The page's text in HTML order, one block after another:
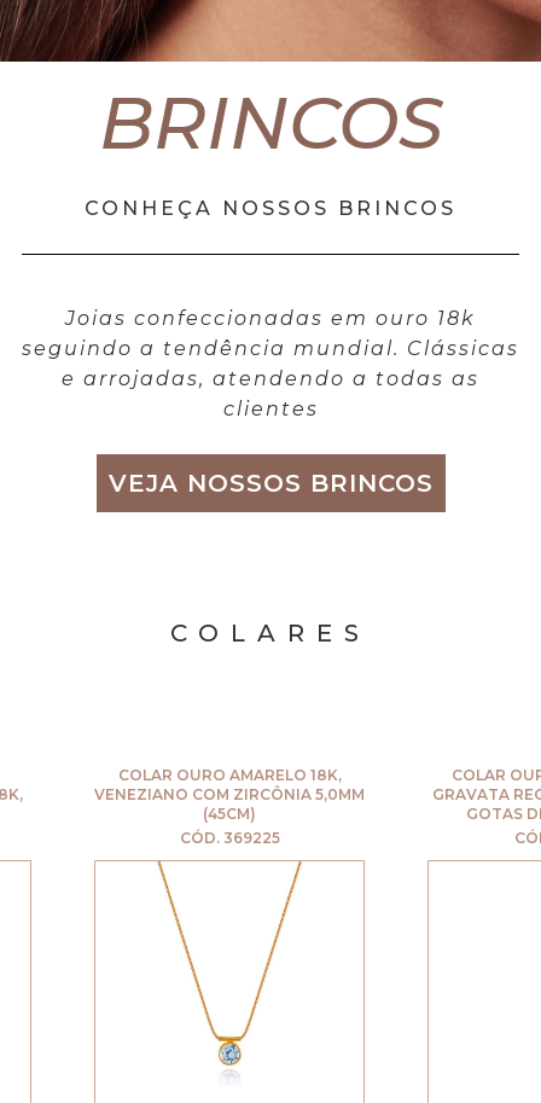
BRINCOS
CONHEÇA NOSSOS BRINCOS
Joias confeccionadas em ouro 18k
seguindo a tendência mundial. Clássicas
e arrojadas, atendendo a todas as
clientes
VEJA NOSSOS BRINCOS
COLARES
COLAR OURO AMARELO 18K,
VENEZIANO COM ZIRCÔNIA 5,0MM
(45CM)
CÓD. 369225
COLAR OURO
GRAVATA
GOTAS DE
CÓD.